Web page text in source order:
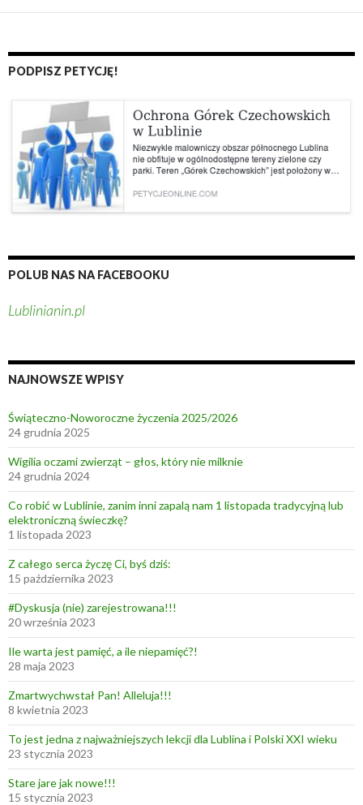
PODPISZ PETYCJĘ!
POLUB NAS NA FACEBOOKU
Lublinianin.pl
NAJNOWSZE WPISY
Świąteczno-Noworoczne życzenia 2025/2026
24 grudnia 2025
Wigilia oczami zwierząt – głos, który nie milknie
24 grudnia 2024
Co robić w Lublinie, zanim inni zapalą nam 1 listopada tradycyjną lub
elektroniczną świeczkę?
1 listopada 2023
Z całego serca życzę Ci, byś dziś:
15 października 2023
#Dyskusja (nie) zarejestrowana!!!
20 września 2023
Ile warta jest pamięć, a ile niepamięć?!
28 maja 2023
Zmartwychwstał Pan! Alleluja!!!
8 kwietnia 2023
To jest jedna z najważniejszych lekcji dla Lublina i Polski XXI wieku
23 stycznia 2023
Stare jare jak nowe!!!
15 stycznia 2023